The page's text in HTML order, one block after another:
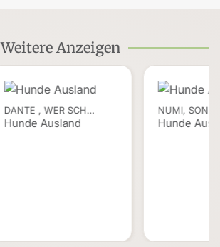
Weitere Anzeigen
DANTE , WER SCH…
Hunde Ausland
NUMI,
Hunde